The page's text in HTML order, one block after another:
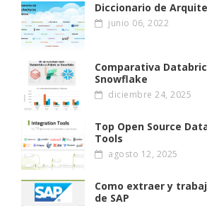
Diccionario de
junio 06, 2022
Comparativa
Snowflake
diciembre 24, 2025
Top Open Source
Tools
agosto 12, 2025
Como extraer y
de SAP